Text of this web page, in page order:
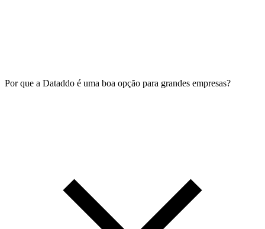
Por que a Dataddo é uma boa opção para grandes empresas?